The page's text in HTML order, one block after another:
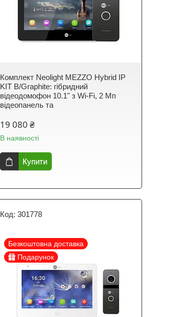
Комплект Neolight MEZZO Hybrid IP
KIT B/Graphite: гібридний
відеодомофон 10.1" з Wi-Fi, 2 Мп
відеопанель та
19 080 ₴
В наявності
Купити
301778
Безкоштовна доставка
Подарунок